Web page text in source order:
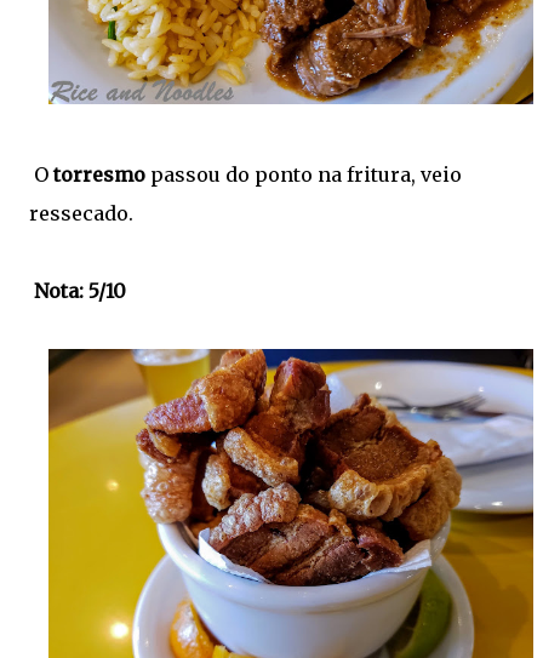
Otorresmo passou do ponto na fritura, veio
ressecado.
Nota: 5/10